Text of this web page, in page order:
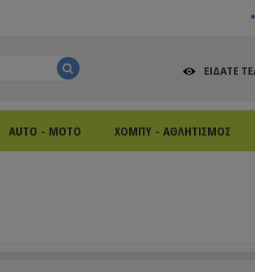
ΕΙΔΑΤΕ
AUTO - MOTO ΧΟΜΠΥ - ΑΘΛΗΤΙΣΜΟΣ